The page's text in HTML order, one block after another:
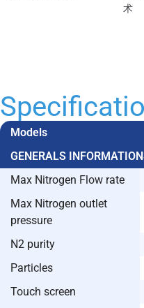
术
Models
GENERALS
Max Nitrogen Flow rate
Max Nitrogen outlet
pressure
N2 purity
Particles
Touch screen